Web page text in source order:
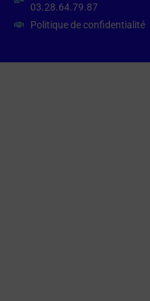
03.28.64.79.87
Politique de confidentialité